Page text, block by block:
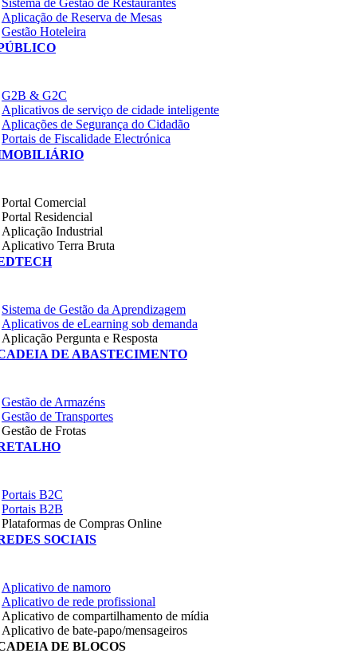
Sistema de Gestão de Restaurantes
Aplicação de Reserva de Mesas
Gestão Hoteleira
G2B & G2C
Aplicativos de serviço de cidade inteligente
Aplicações de Segurança do Cidadão
Portais de Fiscalidade Electrónica
Portal Comercial
Portal Residencial
Aplicação Industrial
Aplicativo Terra Bruta
Sistema de Gestão da Aprendizagem
Aplicativos de eLearning sob demanda
Aplicação Pergunta e Resposta
DE ABASTECIMENTO
Gestão de Armazéns
Gestão de Transportes
Gestão de Frotas
Portais B2C
Portais B2B
Plataformas de Compras Online
SOCIAIS
Aplicativo de namoro
Aplicativo de rede profissional
Aplicativo de compartilhamento de mídia
Aplicativo de bate-papo/mensageiros
DE BLOCOS